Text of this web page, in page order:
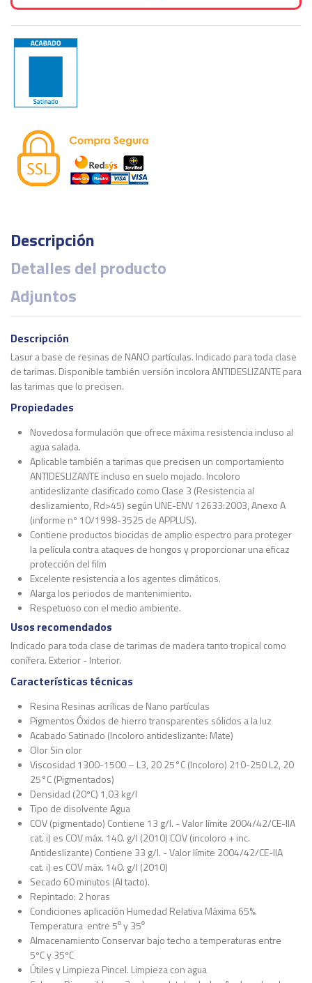
Descripción
Detalles del producto
Adjuntos
Descripción
Lasur a base de resinas de NANO partículas. Indicado para toda clase
de tarimas. Disponible también versión incolora ANTIDESLIZANTE para
las tarimas que lo precisen.
Propiedades
Novedosa formulación que ofrece máxima resistencia incluso al
agua salada.
Aplicable también a tarimas que precisen un comportamiento
ANTIDESLIZANTE incluso en suelo mojado. Incoloro
antideslizante clasificado como Clase 3 (Resistencia al
deslizamiento, Rd>45) según UNE-ENV 12633:2003, Anexo A
(informe nº 10/1998-3525 de APPLUS).
Contiene productos biocidas de amplio espectro para proteger
la película contra ataques de hongos y proporcionar una eficaz
protección del film
Excelente resistencia a los agentes climáticos.
Alarga los periodos de mantenimiento.
Respetuoso con el medio ambiente.
Usos recomendados
Indicado para toda clase de tarimas de madera tanto tropical como
conífera. Exterior - Interior.
Características técnicas
Resina Resinas acrílicas de Nano partículas
Pigmentos Óxidos de hierro transparentes sólidos a la luz
Acabado Satinado (Incoloro antideslizante: Mate)
Olor Sin olor
Viscosidad 1300-1500 – L3, 20 25°C (Incoloro) 210-250 L2, 20
25°C (Pigmentados)
Densidad (20ºC) 1,03 kg/l
Tipo de disolvente Agua
COV (pigmentado) Contiene 13 g/l. - Valor límite 2004/42/CE-IIA
cat. i) es COV máx. 140. g/l (2010) COV (incoloro + inc.
Antideslizante) Contiene 33 g/l. - Valor límite 2004/42/CE-IIA
cat. i) es COV máx. 140. g/l (2010)
Secado 60 minutos (Al tacto).
Repintado: 2 horas
Condiciones aplicación Humedad Relativa Máxima 65%.
Temperatura entre 5⁰ y 35⁰
Almacenamiento Conservar bajo techo a temperaturas entre
5ºC y 35ºC
Útiles y Limpieza Pincel. Limpieza con agua